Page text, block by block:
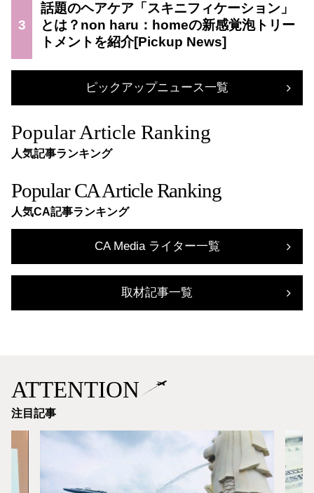
3
話題のヘアケア「スキニフィケーション」
とは？non haru：homeの新感覚泡トリー
トメントを紹介
ピックアップニュース一覧
Popular Article Ranking
人気記事ランキング
Popular CA Article Ranking
人気CA記事ランキング
CA Media ライター一覧
取材記事一覧
ATTENTION
注目記事